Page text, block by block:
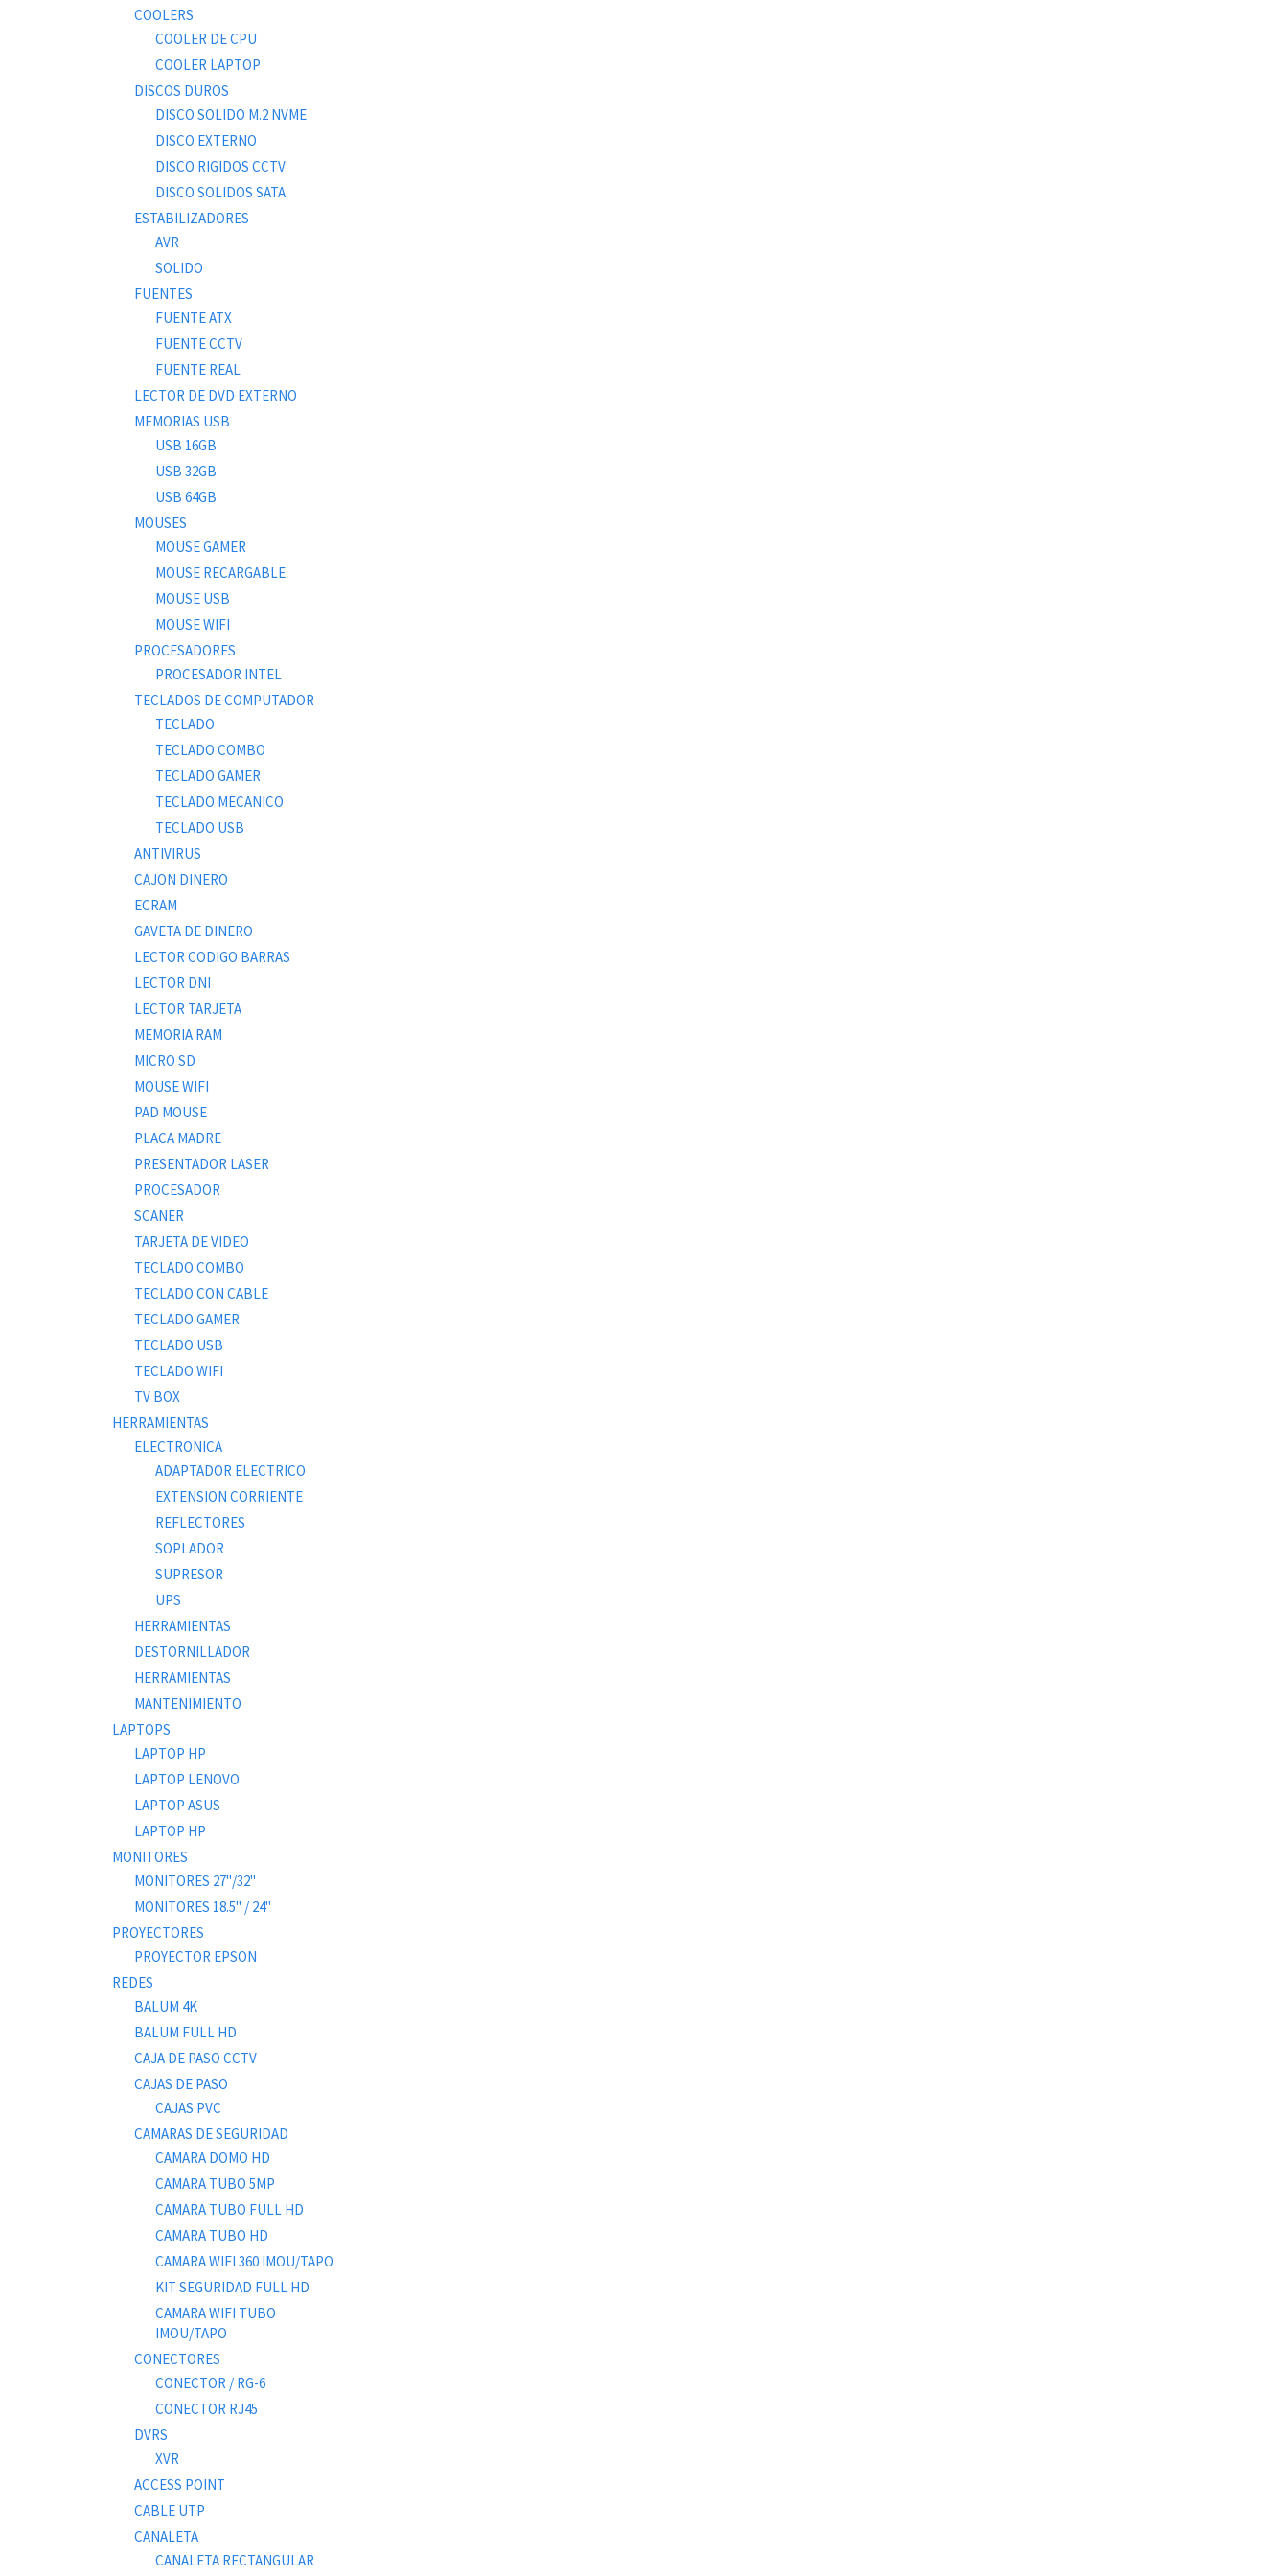
COOLERS
COOLER DE CPU
COOLER LAPTOP
DISCOS DUROS
DISCO SOLIDO M.2 NVME
DISCO EXTERNO
DISCO RIGIDOS CCTV
DISCO SOLIDOS SATA
ESTABILIZADORES
AVR
SOLIDO
FUENTES
FUENTE ATX
FUENTE CCTV
FUENTE REAL
LECTOR DE DVD EXTERNO
MEMORIAS USB
USB 16GB
USB 32GB
USB 64GB
MOUSES
MOUSE GAMER
MOUSE RECARGABLE
MOUSE USB
MOUSE WIFI
PROCESADORES
PROCESADOR INTEL
TECLADOS DE COMPUTADOR
TECLADO
TECLADO COMBO
TECLADO GAMER
TECLADO MECANICO
TECLADO USB
ANTIVIRUS
CAJON DINERO
ECRAM
GAVETA DE DINERO
LECTOR CODIGO BARRAS
LECTOR DNI
LECTOR TARJETA
MEMORIA RAM
MICRO SD
MOUSE WIFI
PAD MOUSE
PLACA MADRE
PRESENTADOR LASER
PROCESADOR
SCANER
TARJETA DE VIDEO
TECLADO COMBO
TECLADO CON CABLE
TECLADO GAMER
TECLADO USB
TECLADO WIFI
TV BOX
HERRAMIENTAS
ELECTRONICA
ADAPTADOR ELECTRICO
EXTENSION CORRIENTE
REFLECTORES
SOPLADOR
SUPRESOR
UPS
HERRAMIENTAS
DESTORNILLADOR
HERRAMIENTAS
MANTENIMIENTO
LAPTOPS
LAPTOP HP
LAPTOP LENOVO
LAPTOP ASUS
LAPTOP HP
MONITORES
MONITORES 27"/32"
MONITORES 18.5" / 24"
PROYECTORES
PROYECTOR EPSON
REDES
BALUM 4K
BALUM FULL HD
CAJA DE PASO CCTV
CAJAS DE PASO
CAJAS PVC
CAMARAS DE SEGURIDAD
CAMARA DOMO HD
CAMARA TUBO 5MP
CAMARA TUBO FULL HD
CAMARA TUBO HD
CAMARA WIFI 360 IMOU/TAPO
KIT SEGURIDAD FULL HD
CAMARA WIFI TUBO
IMOU/TAPO
CONECTORES
CONECTOR / RG-6
CONECTOR RJ45
DVRS
XVR
ACCESS POINT
CABLE UTP
CANALETA
CANALETA RECTANGULAR